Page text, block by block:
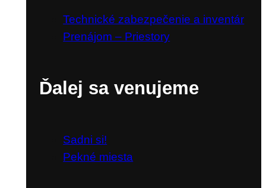
Technické zabezpečenie a inventár
Prenájom – Priestory
Ďalej sa venujeme
Sadni si!
Pekné miesta